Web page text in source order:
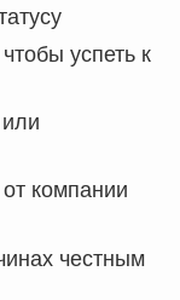
успеть к
компании
честным